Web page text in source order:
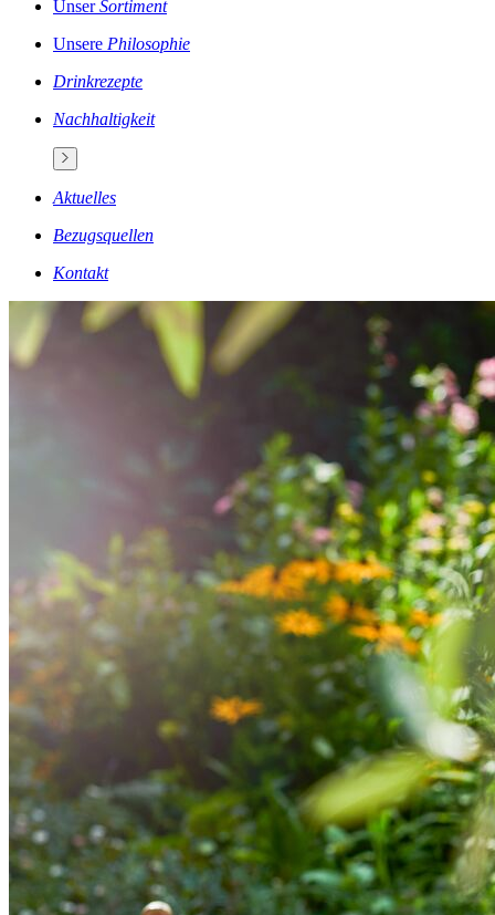
UnserSortiment
Unsere Philosophie
Drinkrezepte
Nachhaltigkeit
Aktuelles
Bezugsquellen
Kontakt